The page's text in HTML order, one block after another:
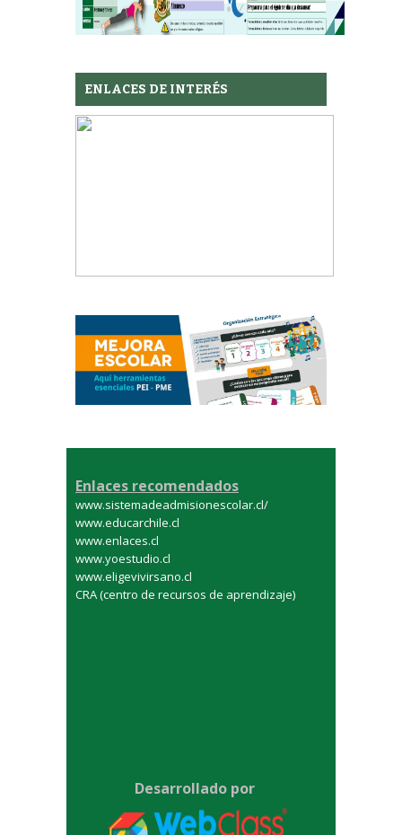
ENLACES DE INTERÉS
Enlaces recomendados
www.sistemadeadmisionescolar.cl/
www.educarchile.cl
www.enlaces.cl
www.yoestudio.cl
www.eligevivirsano.cl
CRA (centro de recursos de aprendizaje)
Desarrollado por